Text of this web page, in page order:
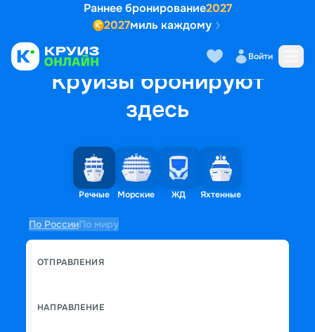
Раннее бронирование2027
2027миль каждому
Войти
Круизы бронируют
здесь
Речные Морские ЖД Яхтенные
По РоссииПо миру
ОТПРАВЛЕНИЯ
НАПРАВЛЕНИЕ